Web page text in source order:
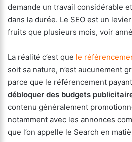
demande un travail considérable
dans la durée. Le SEO est un
fruits que plusieurs mois, voir
La réalité c’est que le
soit sa nature, n’est aucunement
parce que le référencement
débloquer des budgets
contenu généralement
notamment avec les annonces
que l’on appelle le Search en